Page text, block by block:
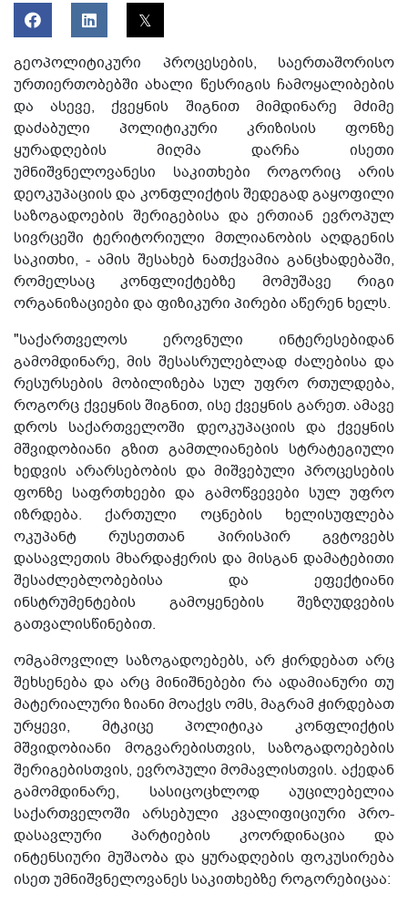
გეოპოლიტიკური პროცესების, საერთაშორისო
ურთიერთობებში ახალი წესრიგის ჩამოყალიბების
და ასევე, ქვეყნის შიგნით მიმდინარე მძიმე
დაძაბული პოლიტიკური კრიზისის ფონზე
ყურადღების მიღმა დარჩა ისეთი
უმნიშვნელოვანესი საკითხები როგორიც არის
დეოკუპაციის და კონფლიქტის შედეგად გაყოფილი
საზოგადოების შერიგებისა და ერთიან ევროპულ
სივრცეში ტერიტორიული მთლიანობის აღდგენის
საკითხი, - ამის შესახებ ნათქვამია განცხადებაში,
რომელსაც კონფლიქტებზე მომუშავე რიგი
ორგანიზაციები და ფიზიკური პირები აწერენ ხელს.
"საქართველოს ეროვნული ინტერესებიდან
გამომდინარე, მის შესასრულებლად ძალებისა და
რესურსების მობილიზება სულ უფრო რთულდება,
როგორც ქვეყნის შიგნით, ისე ქვეყნის გარეთ. ამავე
დროს საქართველოში დეოკუპაციის და ქვეყნის
მშვიდობიანი გზით გამთლიანების სტრატეგიული
ხედვის არარსებობის და მიშვებული პროცესების
ფონზე საფრთხეები და გამოწვევები სულ უფრო
იზრდება. ქართული ოცნების ხელისუფლება
ოკუპანტ რუსეთთან პირისპირ გვტოვებს
დასავლეთის მხარდაჭერის და მისგან დამატებითი
შესაძლებლობებისა და ეფექტიანი
ინსტრუმენტების გამოყენების შეზღუდვების
გათვალისწინებით.
ომგამოვლილ საზოგადოებებს, არ ჭირდებათ არც
შეხსენება და არც მინიშნებები რა ადამიანური თუ
მატერიალური ზიანი მოაქვს ომს, მაგრამ ჭირდებათ
ურყევი, მტკიცე პოლიტიკა კონფლიქტის
მშვიდობიანი მოგვარებისთვის, საზოგადოებების
შერიგებისთვის, ევროპული მომავლისთვის. აქედან
გამომდინარე, სასიცოცხლოდ აუცილებელია
საქართველოში არსებული კვალიფიციური პრო-
დასავლური პარტიების კოორდინაცია და
ინტენსიური მუშაობა და ყურადღების ფოკუსირება
ისეთ უმნიშვნელოვანეს საკითხებზე როგორებიცაა: